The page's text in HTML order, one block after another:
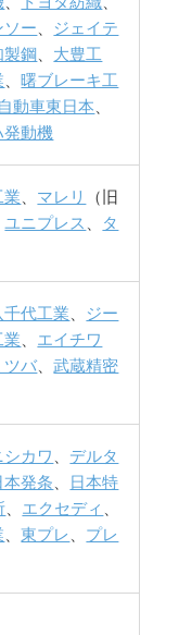
ソー
ジェイテ
製鋼
大豊工
、曙ブレーキ工
動車東日本
発動機
業 マレリ
（旧
ユニプレス
タ
千代工業
ジー
業
エイチワ
ツバ、武蔵精密
シカワ
デルタ
本発条
日本特
エクセディ
、東プレ
プレ